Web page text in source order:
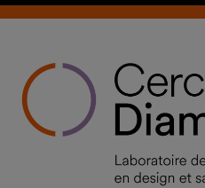
Skip
to
content